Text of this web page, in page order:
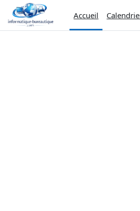
Passer au contenu principal
Accueil